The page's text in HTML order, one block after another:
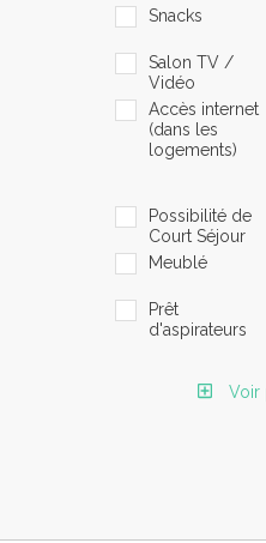
Snacks
Salon TV /
Vidéo
Accès internet
(dans les
logements)
Possibilité de
Court Séjour
Meublé
Prêt
d'aspirateurs
Voir